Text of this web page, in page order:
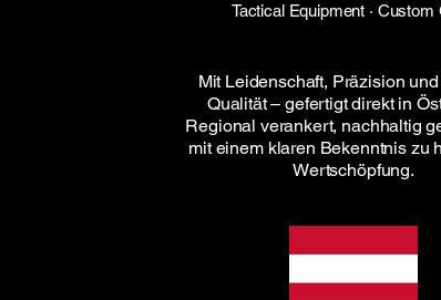
Tactical Equipment · Custom
Mit Leidenschaft, Präzision
Qualität – gefertigt direkt in
Regional verankert, nachhaltig
mit einem klaren Bekenntnis zu
Wertschöpfung.